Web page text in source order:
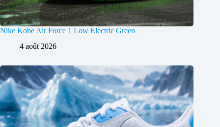
Nike Kobe Air Force 1 Low Electric Green
4 août 2026